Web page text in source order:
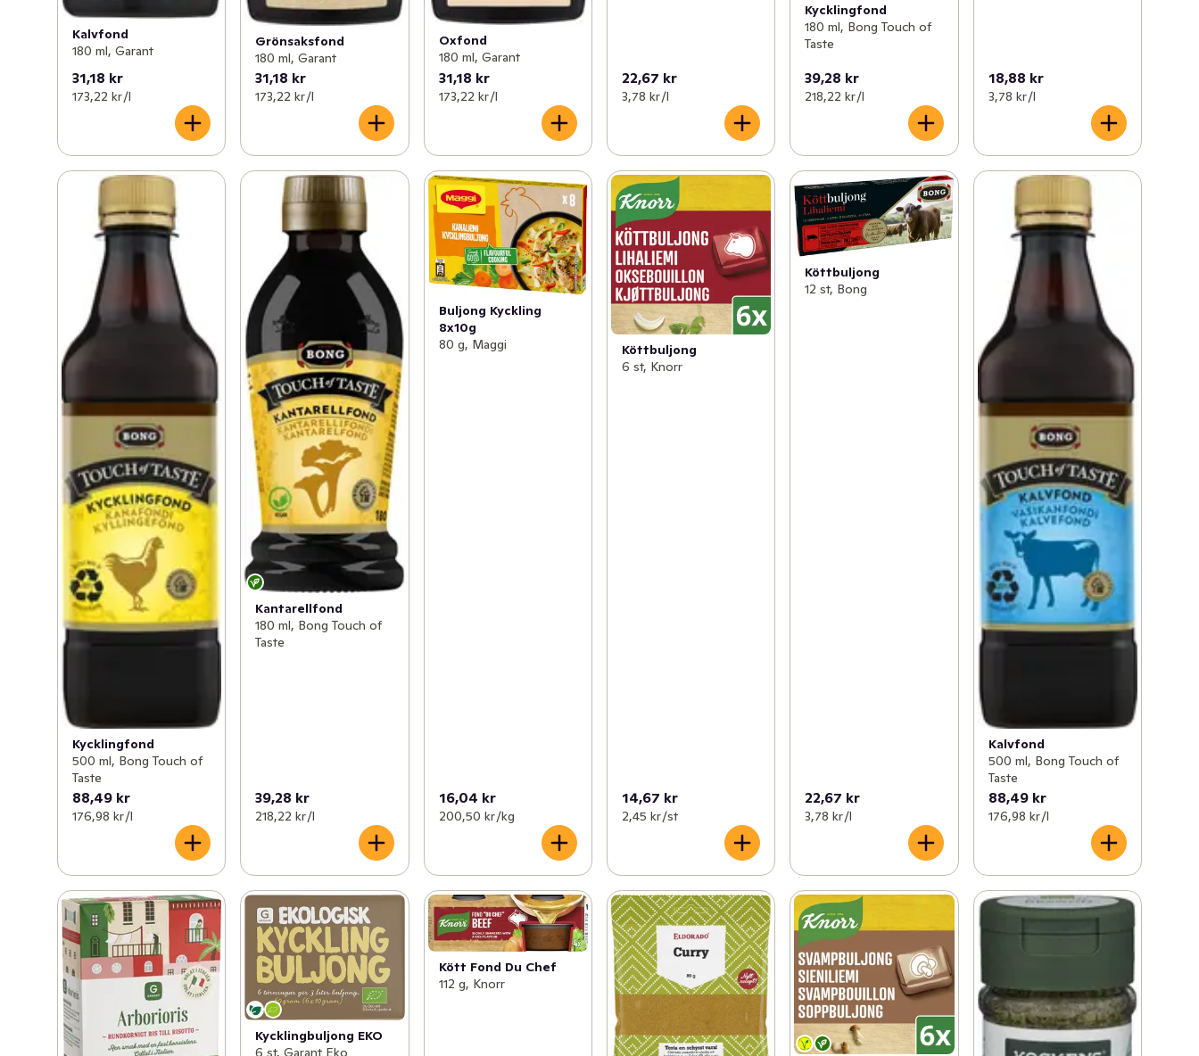
Kalvfond
180 ml, Garant
31,18 kr
173,22 kr /l
Grönsaksfond
180 ml, Garant
31,18 kr
173,22 kr /l
Oxfond
180 ml, Garant
31,18 kr
173,22 kr /l
22,67 kr
3,78 kr /l
Kycklingfond
180 ml, Bong Touch of
Taste
39,28 kr
218,22 kr /l
18,88 kr
3,78 kr /l
Kycklingfond
500 ml, Bong Touch of
Taste
88,49 kr
176,98 kr /l
Kantarellfond
180 ml, Bong Touch of
Taste
39,28 kr
218,22 kr /l
Buljong Kyckling
8x10g
80 g, Maggi
16,04 kr
200,50 kr /kg
Köttbuljong
6 st, Knorr
14,67 kr
2,45 kr /st
Köttbuljong
12 st, Bong
22,67 kr
3,78 kr /l
Kalvfond
500 ml, Bong Touch of
Taste
88,49 kr
176,98 kr /l
Kycklingbuljong EKO
6 st, Garant Eko
Kött Fond Du Chef
112 g, Knorr